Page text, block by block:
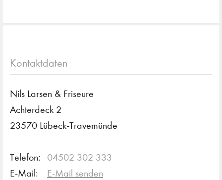
Kontaktdaten
Nils Larsen & Friseure
Achterdeck 2
23570 Lübeck-Travemünde
Telefon:
04502 302 333
E-Mail:
E-Mail senden